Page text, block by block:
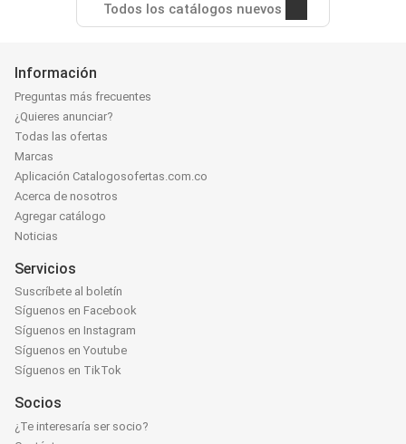
Todos los catálogos nuevos
Información
Preguntas más frecuentes
¿Quieres anunciar?
Todas las ofertas
Marcas
Aplicación Catalogosofertas.com.co
Acerca de nosotros
Agregar catálogo
Noticias
Servicios
Suscríbete al boletín
Síguenos en Facebook
Síguenos en Instagram
Síguenos en Youtube
Síguenos en TikTok
Socios
¿Te interesaría ser socio?